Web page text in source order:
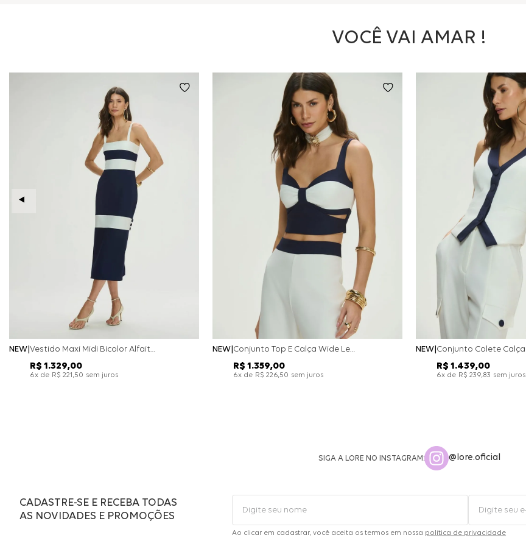
VOCÊ VAI AMAR !
NEW Vestido Maxi Midi Bicolor Alfaitaria Navy - Marinho
R$ 1 .329,00
6x de R$ 221,50 sem juros
NEW Conjunto Top E Calça Wide Leg Bicolor Alfaitaria - Off White
R$ 1 .359,00
6x de R$ 226,50 sem juros
NEW
R$ 1 .439,00
6x de R$ 239,83 sem juros
SIGA A LORE NO INSTAGRAM: @lore.oficial
CADASTRE-SE E RECEBA TODAS
AS NOVIDADES E PROMOÇÕES
Ao clicar em cadastrar, você aceita os termos em nossa política de privacidade